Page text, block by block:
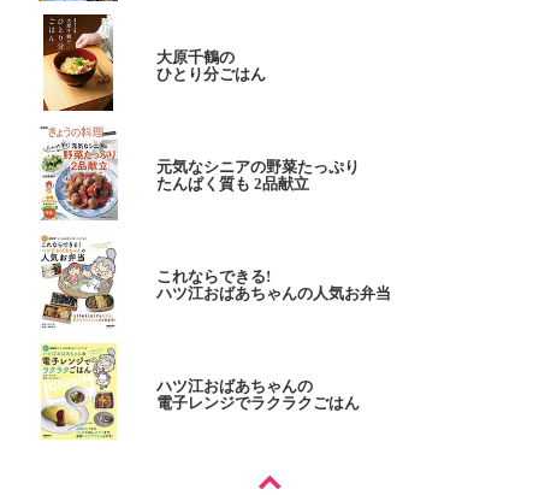
大原千鶴の
ひとり分ごはん
元気なシニアの野菜たっぷり
たんぱく質も 2品献立
これならできる!
ハツ江おばあちゃんの人気お弁当
ハツ江おばあちゃんの
電子レンジでラクラクごはん